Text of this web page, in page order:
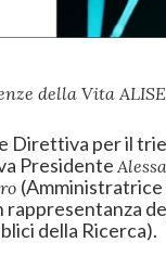
della Vita
per il
Presidente
(Amministratrice
rappresentanza
della Ricerca).